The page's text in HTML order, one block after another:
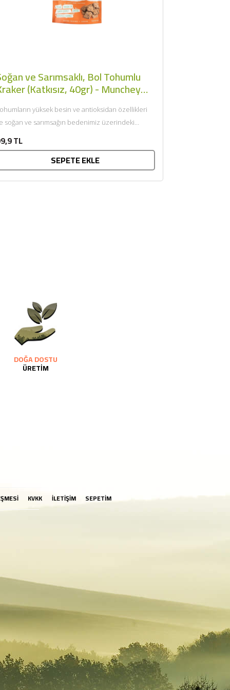
ve Sarımsaklı, Bol Tohumlu
(Katkısız, 40gr) - Munchey
yüksek besin ve antioksidan özellikleri
soğan ve sarımsağın bedenimiz üzerindeki
TL
SEPETE EKLE
DOĞA DOSTU
ÜRETİM
KVKK İLETİŞİM SEPETİM